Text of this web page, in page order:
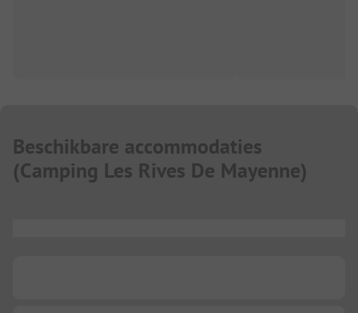
Beschikbare accommodaties
(Camping Les Rives De Mayenne)